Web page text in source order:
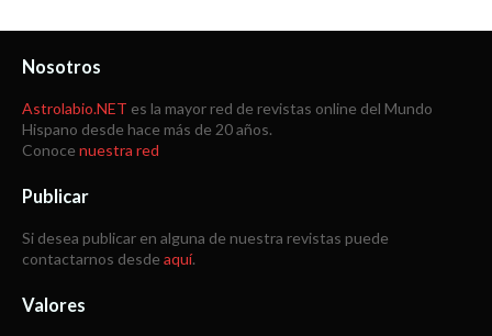
Nosotros
Astrolabio.NET es la mayor red de revistas online del Mundo
Hispano desde hace más de 20 años.
Conoce nuestra red
Publicar
Si desea publicar en alguna de nuestra revistas puede
contactarnos desde aquí.
Valores